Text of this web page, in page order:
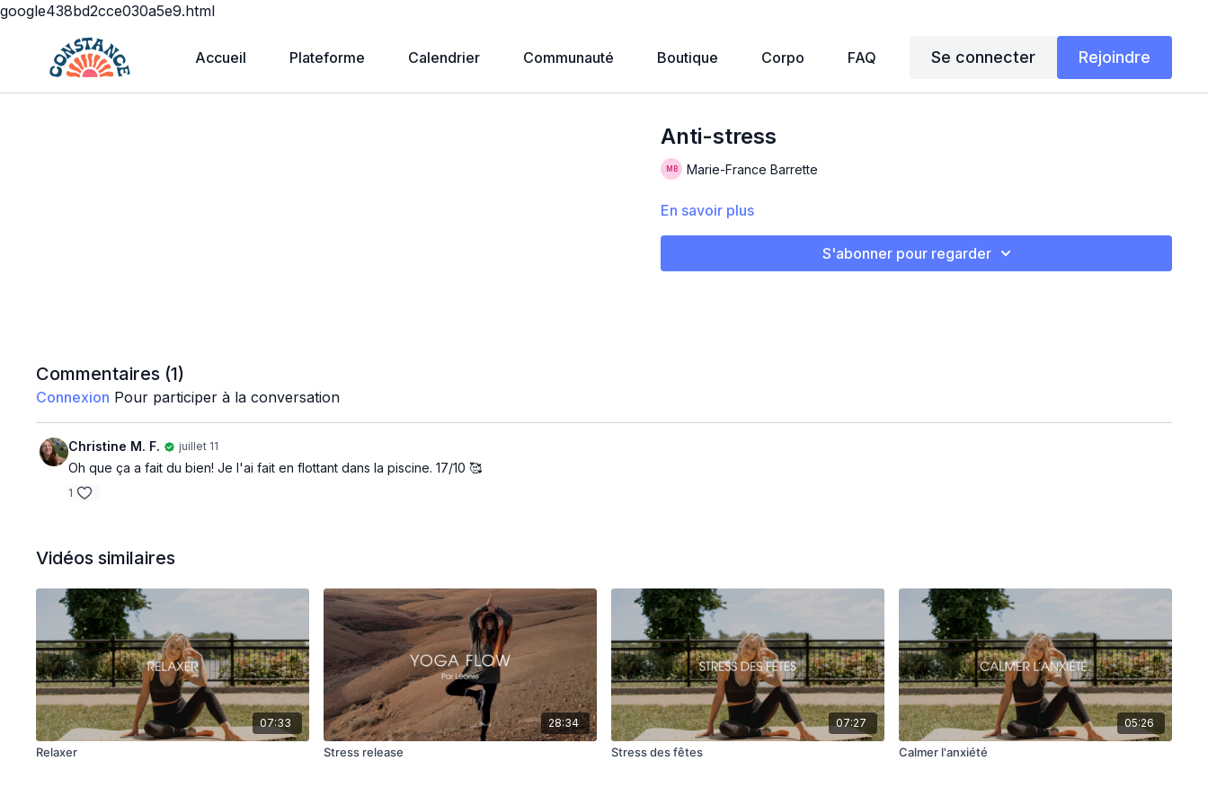
google438bd2cce030a5e9.html
Accueil Plateforme Calendrier Communauté Boutique Corpo FAQ Se connecter Rejoindre
Anti-stress
Marie-France Barrette
En savoir plus
S'abonner pour regarder
Commentaires (1)
Connexion Pour participer à la conversation
Christine M. F. juillet 11
Oh que ça a fait du bien! Je l'ai fait en flottant dans la piscine. 17/10 🥰
1
Vidéos similaires
07:33
Relaxer
28:34
Stress release
07:27
Stress des fêtes
05:26
Calmer l'anxiété